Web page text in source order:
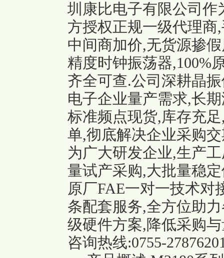
圳康比电子有限公司作
方授权正规一级代理
中间商加价,无货源掺
精度时钟振荡器,100%
齐全可查.公司深耕晶
电子企业量产需求,长
标准频点现货,库存充
单,彻底解决企业采购
为广大研发企业,生产
量试产采购,大批量稳
原厂FAE一对一技术对
条配套服务,全方位助
级硬件方案,降低采购
咨询热线:0755-